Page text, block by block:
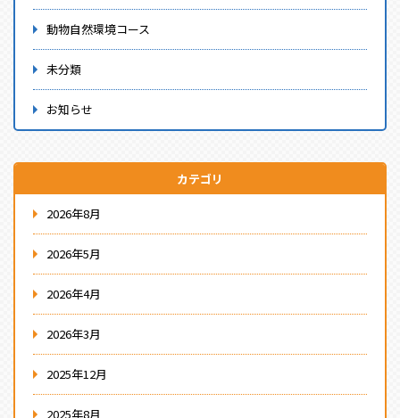
動物自然環境コース
未分類
お知らせ
カテゴリ
2026年8月
2026年5月
2026年4月
2026年3月
2025年12月
2025年8月